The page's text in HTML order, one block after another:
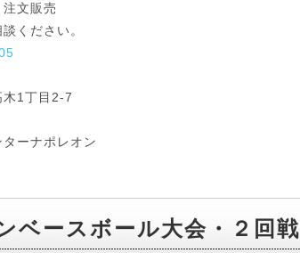
文販売
ください。
木1丁目2-7
ーナポレオン
ベースボール大会・２回戦